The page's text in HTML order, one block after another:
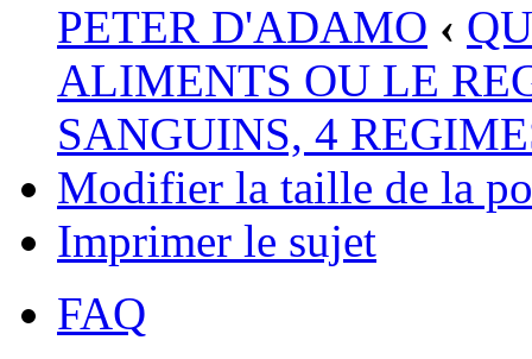
PETER D'ADAMO ‹
ALIMENTS OU LE
SANGUINS, 4
Modifier la taille de la
Imprimer le sujet
FAQ